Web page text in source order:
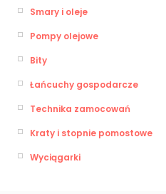
Smary i oleje
Pompy olejowe
Bity
Łańcuchy gospodarcze
Technika zamocowań
Kraty i stopnie pomostowe
Wyciągarki